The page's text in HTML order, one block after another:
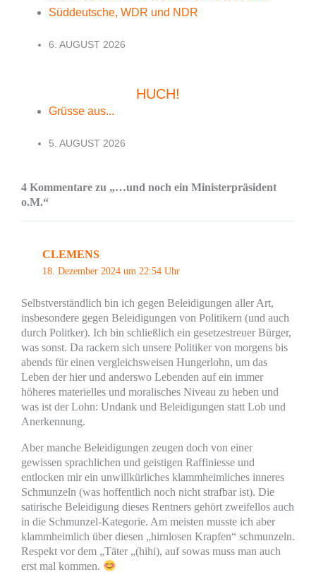
Süddeutsche, WDR und NDR
6. AUGUST 2026
HUCH!
Grüsse aus...
5. AUGUST 2026
4 Kommentare zu „…und noch ein Ministerpräsident
o.M.“
CLEMENS
18. Dezember 2024 um 22:54 Uhr
Selbstverständlich bin ich gegen Beleidigungen aller Art,
insbesondere gegen Beleidigungen von Politikern (und auch
durch Politker). Ich bin schließlich ein gesetzestreuer Bürger,
was sonst. Da rackern sich unsere Politiker von morgens bis
abends für einen vergleichsweisen Hungerlohn, um das
Leben der hier und anderswo Lebenden auf ein immer
höheres materielles und moralisches Niveau zu heben und
was ist der Lohn: Undank und Beleidigungen statt Lob und
Anerkennung.
Aber manche Beleidigungen zeugen doch von einer
gewissen sprachlichen und geistigen Raffiniesse und
entlocken mir ein unwillkürliches klammheimliches inneres
Schmunzeln (was hoffentlich noch nicht strafbar ist). Die
satirische Beleidigung dieses Rentners gehört zweifellos auch
in die Schmunzel-Kategorie. Am meisten musste ich aber
klammheimlich über diesen „hirnlosen Krapfen“ schmunzeln.
Respekt vor dem „Täter „(hihi), auf sowas muss man auch
erst mal kommen.